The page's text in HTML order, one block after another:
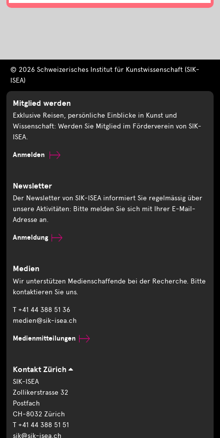
© 2026 Schweizerisches Institut für Kunstwissenschaft (SIK-
ISEA)
Mitglied werden
Exklusive Reisen, persönliche Einblicke in Kunst und
Wissenschaft: Werden Sie Mitglied im Förderverein von SIK-
ISEA.
Anmelden
Newsletter
Der Newsletter von SIK-ISEA informiert Sie regelmässig über
unsere Aktivitäten: Bitte melden Sie sich mit Ihrer E-Mail-
Adresse an.
Anmeldung
Medien
Wir unterstützen Medienschaffende bei der Recherche. Bitte
kontaktieren Sie uns.
T +41 44 388 51 36
medien@sik-isea.ch
Medienmitteilungen
Kontakt Zürich
SIK-ISEA
Zollikerstrasse 32
Postfach
CH-8032 Zürich
T +41 44 388 51 51
sik@sik-isea.ch